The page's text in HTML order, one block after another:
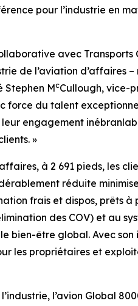
pour l’industrie en
avec
de l’aviation d’affaires
Stephen McCullough, vice-
du talent
engagement
»
à 2 691 pieds, les
réduite
frais et dispos, prêts
des COV) et au
être global. Avec
les propriétaires et
l’avion Global